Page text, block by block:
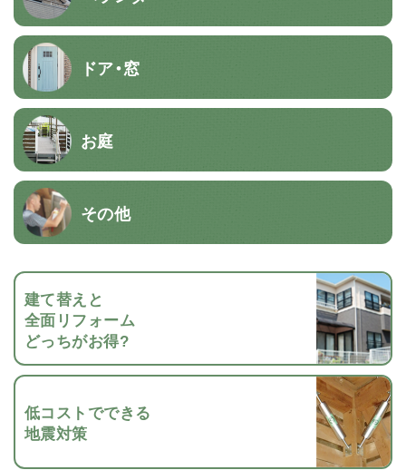
ドア・窓
お庭
その他
建て替えと
全面リフォーム
どっちがお得?
低コストでできる
地震対策